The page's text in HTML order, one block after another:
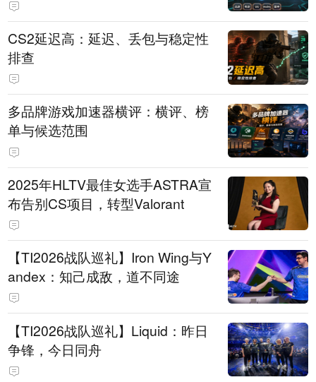
CS2延迟高：延迟、丢包与稳定性
排查
多品牌游戏加速器横评：横评、榜
单与候选范围
2025年HLTV最佳女选手ASTRA宣
布告别CS项目，转型Valorant
【TI2026战队巡礼】Iron Wing与Y
andex：知己成敌，道不同途
【TI2026战队巡礼】Liquid：昨日
争锋，今日同舟